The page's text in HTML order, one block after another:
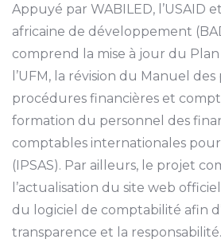
Appuyé par WABILED, l’USAID
africaine de développement
comprend la mise à jour du
l’UFM, la révision du Manuel
procédures financières et
formation du personnel des
comptables internationales
(IPSAS). Par ailleurs, le projet
l’actualisation du site web
du logiciel de comptabilité afin
transparence et la responsabilité.